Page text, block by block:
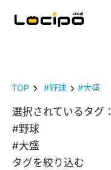
TOP #野球 #大盛
選択されているタグ：
#野球
#大盛
タグを絞り込む